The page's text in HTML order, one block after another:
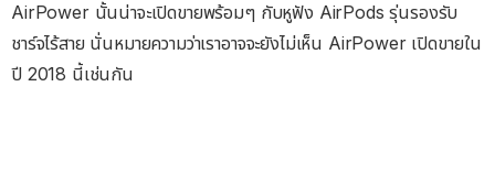
AirPower นั้นน่าจะเปิดขายพร้อมๆ กับหูฟัง AirPods รุ่นรองรับ
ชาร์จไร้สาย นั่นหมายความว่าเราอาจจะยังไม่เห็น AirPower เปิดขายใน
ปี 2018 นี้เช่นกัน